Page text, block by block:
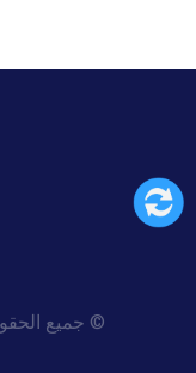
© جمیع